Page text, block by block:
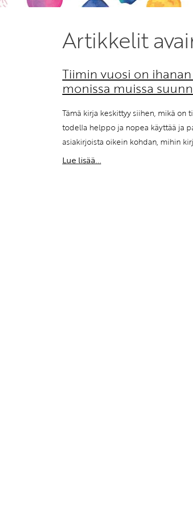
Artikkelit
Tiimin vuosi on
monissa muissa
Tämä kirja keskittyy siihen, mikä on
todella helppo ja nopea käyttää ja
asiakirjoista oikein kohdan, mihin
Lue lisää...